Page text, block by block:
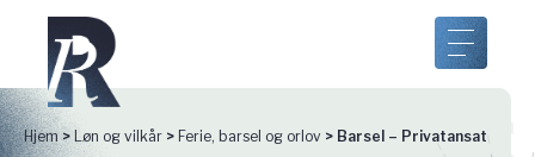
Hjem > Løn og vilkår > Ferie, barsel og orlov > Barsel – Privatansat